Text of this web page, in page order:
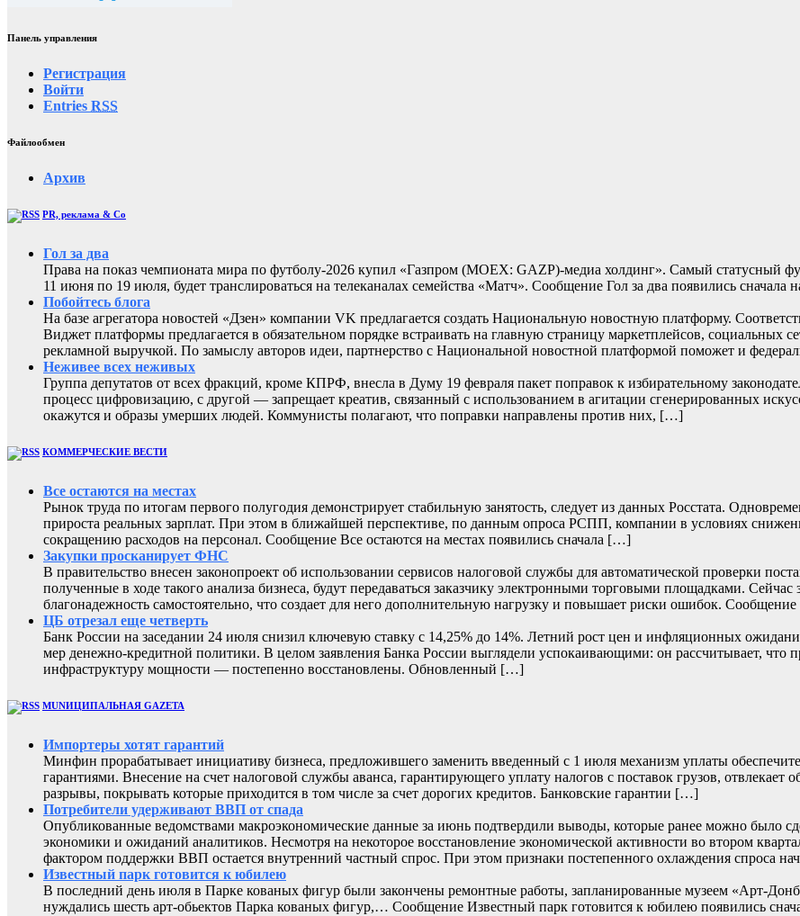
Панель управления
Регистрация
Войти
Entries RSS
Файлообмен
Архив
PR, реклама & Co
Гол за два
Права на показ чемпионата мира по футболу-2026 купил «Газпром (MOEX: GAZP)-медиа холдинг». Самый
11 июня по 19 июля, будет транслироваться на телеканалах семейства «Матч». Сообщение Гол за два появились сначала
Побойтесь блога
На базе агрегатора новостей «Дзен» компании VK предлагается создать Национальную новостную платформу.
Виджет платформы предлагается в обязательном порядке встраивать на главную страницу маркетплейсов, социальных
рекламной выручкой. По замыслу авторов идеи, партнерство с Национальной новостной платформой поможет и
Неживее всех неживых
Группа депутатов от всех фракций, кроме КПРФ, внесла в Думу 19 февраля пакет поправок к избирательному
процесс цифровизацию, с другой — запрещает креатив, связанный с использованием в агитации сгенерированных
окажутся и образы умерших людей. Коммунисты полагают, что поправки направлены против них, […]
КОММЕРЧЕСКИЕ ВЕСТИ
Все остаются на местах
Рынок труда по итогам первого полугодия демонстрирует стабильную занятость, следует из данных Росстата.
прироста реальных зарплат. При этом в ближайшей перспективе, по данным опроса РСПП, компании в условиях
сокращению расходов на персонал. Сообщение Все остаются на местах появились сначала […]
Закупки просканирует ФНС
В правительство внесен законопроект об использовании сервисов налоговой службы для автоматической проверки
полученные в ходе такого анализа бизнеса, будут передаваться заказчику электронными торговыми площадками.
благонадежность самостоятельно, что создает для него дополнительную нагрузку и повышает риски ошибок.
ЦБ отрезал еще четверть
Банк России на заседании 24 июля снизил ключевую ставку с 14,25% до 14%. Летний рост цен и инфляционных
мер денежно-кредитной политики. В целом заявления Банка России выглядели успокаивающими: он рассчитывает, что
инфраструктуру мощности — постепенно восстановлены. Обновленный […]
MUNИЦИПАЛЬНАЯ GAZЕТА
Импортеры хотят гарантий
Минфин прорабатывает инициативу бизнеса, предложившего заменить введенный с 1 июля механизм уплаты
гарантиями. Внесение на счет налоговой службы аванса, гарантирующего уплату налогов с поставок грузов,
разрывы, покрывать которые приходится в том числе за счет дорогих кредитов. Банковские гарантии […]
Потребители удерживают ВВП от спада
Опубликованные ведомствами макроэкономические данные за июнь подтвердили выводы, которые ранее можно было
экономики и ожиданий аналитиков. Несмотря на некоторое восстановление экономической активности во втором
фактором поддержки ВВП остается внутренний частный спрос. При этом признаки постепенного охлаждения спроса
Известный парк готовится к юбилею
В последний день июля в Парке кованых фигур были закончены ремонтные работы, запланированные музеем «Арт-
нуждались шесть арт-обьектов Парка кованых фигур,… Сообщение Известный парк готовится к юбилею появились